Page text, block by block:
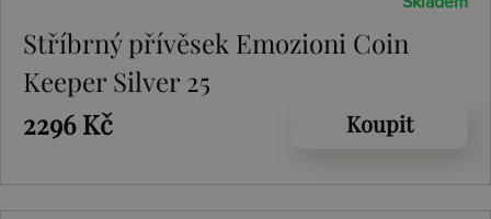
Stříbrný přívěsek Emozioni Coin
Keeper Silver 25
2296 Kč
Koupit